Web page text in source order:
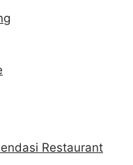
Restaurant